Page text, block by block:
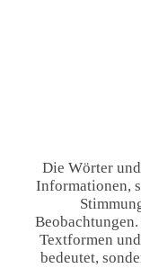
Die Wörter
Informationen,
Textformen
bedeutet,